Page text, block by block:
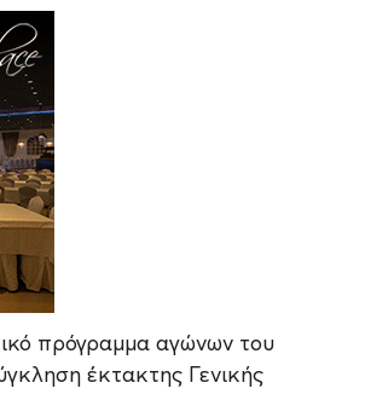
πρόγραμμα αγώνων του
έκτακτης Γενικής